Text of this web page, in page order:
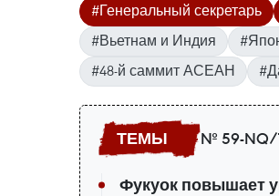
#Генеральный секретарь
#Вьетнам и Индия
#48-й саммит АСЕАН
№ 59-NQ/
Фукуок повышает